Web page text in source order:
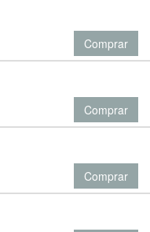
Comprar
Comprar
Comprar